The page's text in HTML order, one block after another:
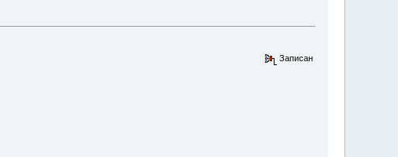
Записан